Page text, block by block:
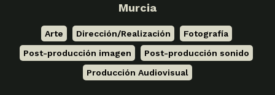
Murcia
Arte Dirección/Realización Fotografía
Post-producción imagen
Post-producción sonido
Producción Audiovisual